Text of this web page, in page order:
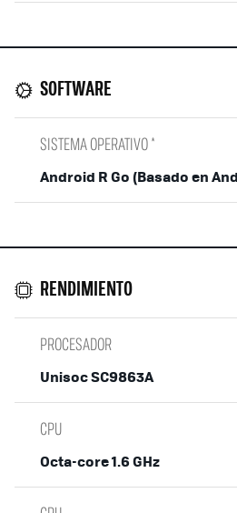
SOFTWARE
SISTEMA OPERATIVO *
Android R Go (Basado en
RENDIMIENTO
PROCESADOR
Unisoc SC9863A
CPU
Octa-core 1.6 GHz